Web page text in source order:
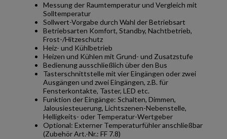
Messung der Raumtemperatur und Vergleich mit
Solltemperatur
Sollwert-Vorgabe durch Wahl der Betriebsart
Betriebsarten Komfort, Standby, Nachtbetrieb,
Frost-/Hitzeschutz
Heiz- und Kühlbetrieb
Heizen und Kühlen mit Grund- und Zusatzstufe
Bedienung ausschließlich über den Bus
Tasterschnittstelle mit vier Eingängen oder zwei
Ausgängen und zwei Eingängen, z.B. für
Fensterkontakte, Taster, LED etc.
Funktion der Eingänge: Schalten, Dimmen,
Jalousiesteuerung, Lichtszenen-Nebenstelle,
Helligkeits- oder Temperatur-Wertgeber
Optional: Externer Temperaturfühler anschließbar
(Zubehör Art.-Nr.: FF 7.8)